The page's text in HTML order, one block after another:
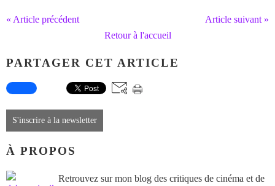
« Article précédent
Article suivant »
Retour à l'accueil
PARTAGER CET ARTICLE
S'inscrire à la newsletter
À PROPOS
Retrouvez sur mon blog des critiques de cinéma et de